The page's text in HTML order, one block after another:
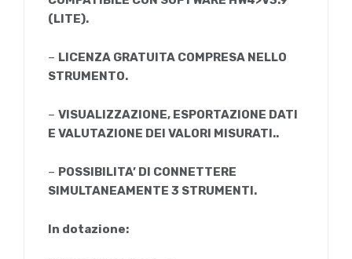
(LITE).
– LICENZA GRATUITA COMPRESA NELLO
STRUMENTO.
– VISUALIZZAZIONE, ESPORTAZIONE DATI
E VALUTAZIONE DEI VALORI MISURATI..
– POSSIBILITA’ DI CONNETTERE
SIMULTANEAMENTE 3 STRUMENTI.
In dotazione: